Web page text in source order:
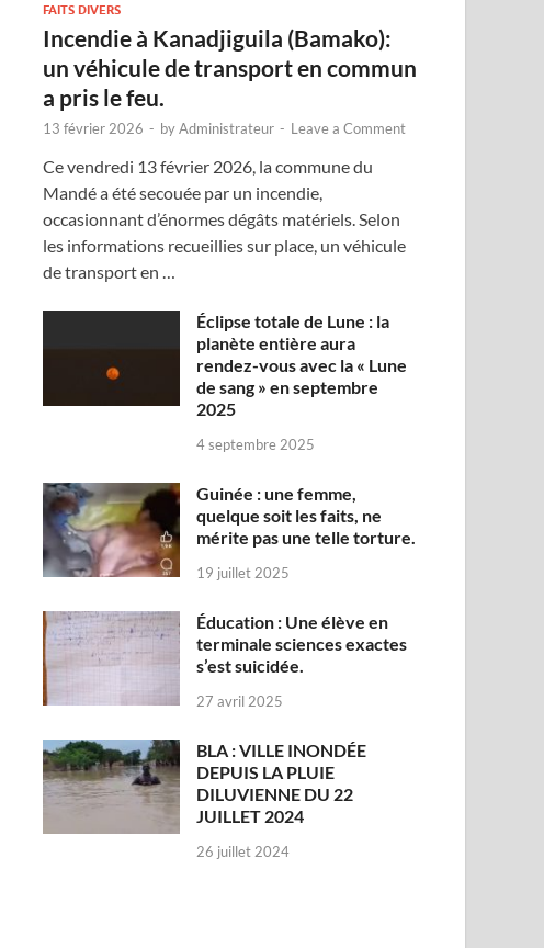
FAITS DIVERS
Incendie à Kanadjiguila (Bamako):
un véhicule de transport en commun
a pris le feu.
13 février 2026 - byAdministrateur - Leave a Comment
Ce vendredi 13 février 2026, la commune du
Mandé a été secouée par un incendie,
occasionnant d’énormes dégâts matériels. Selon
les informations recueillies sur place, un véhicule
de transport en …
Éclipse totale de Lune : la
planète entière aura
rendez-vous avec la « Lune
de sang » en septembre
2025
4 septembre 2025
Guinée : une femme,
quelque soit les faits, ne
mérite pas une telle torture.
19 juillet 2025
Éducation : Une élève en
terminale sciences exactes
s’est suicidée.
27 avril 2025
BLA : VILLE INONDÉE
DEPUIS LA PLUIE
DILUVIENNE DU 22
JUILLET 2024
26 juillet 2024